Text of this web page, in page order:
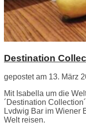
Destination
gepostet am 13. März
Mit Isabella um die
´Destination
Lvdwig Bar im Wiener
Welt reisen.